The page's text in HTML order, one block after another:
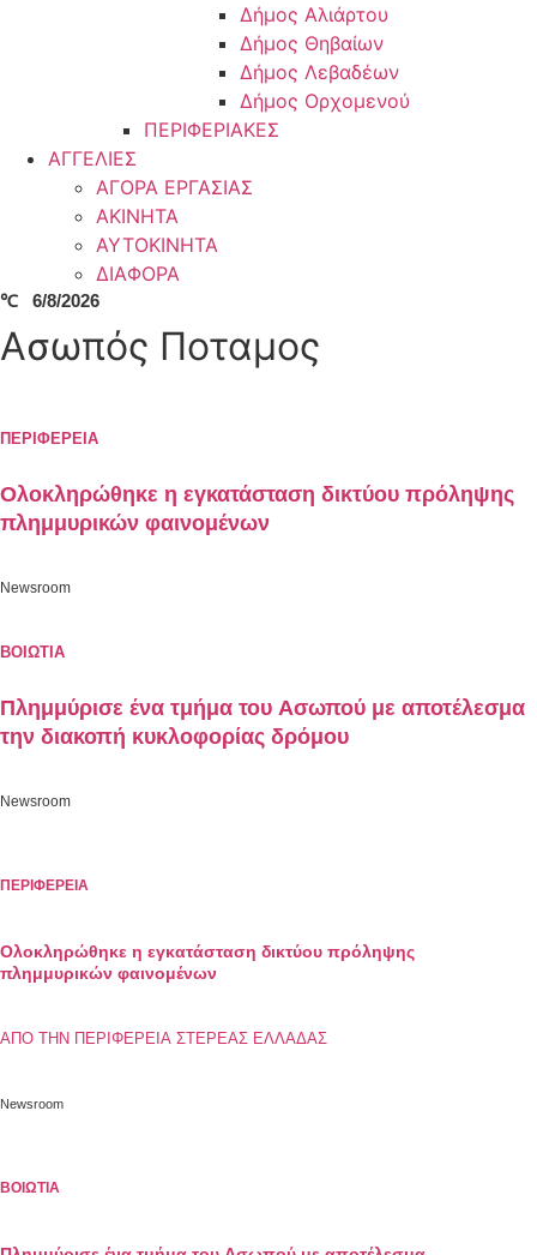
Δήμος Αλιάρτου
Δήμος Θηβαίων
Δήμος Λεβαδέων
Δήμος Ορχομενού
ΠΕΡΙΦΕΡΙΑΚΕΣ
ΑΓΓΕΛΙΕΣ
ΑΓΟΡΑ ΕΡΓΑΣΙΑΣ
ΑΚΙΝΗΤΑ
ΑΥΤΟΚΙΝΗΤΑ
ΔΙΑΦΟΡΑ
℃ 6/8/2026
Ασωπός Ποταμος
ΠΕΡΙΦΕΡΕΙΑ
Ολοκληρώθηκε η εγκατάσταση δικτύου πρόληψης
πλημμυρικών φαινομένων
Newsroom
ΒΟΙΩΤΙΑ
Πλημμύρισε ένα τμήμα του Ασωπού με αποτέλεσμα
την διακοπή κυκλοφορίας δρόμου
Newsroom
ΠΕΡΙΦΕΡΕΙΑ
Ολοκληρώθηκε η εγκατάσταση δικτύου πρόληψης
πλημμυρικών φαινομένων
ΑΠΟ ΤΗΝ ΠΕΡΙΦΕΡΕΙΑ ΣΤΕΡΕΑΣ ΕΛΛΑΔΑΣ
Newsroom
ΒΟΙΩΤΙΑ